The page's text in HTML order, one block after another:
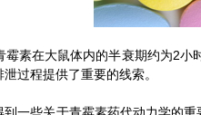
在大鼠体内的半衰期约为2小
过程提供了重要的线索。